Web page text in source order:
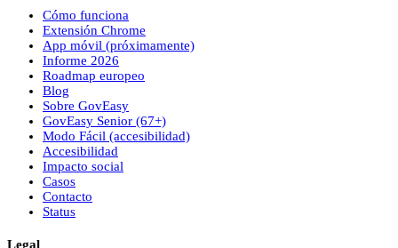
Cómo funciona
Extensión Chrome
App móvil (próximamente)
Informe 2026
Roadmap europeo
Blog
Sobre GovEasy
GovEasy Senior (67+)
Modo Fácil (accesibilidad)
Accesibilidad
Impacto social
Casos
Contacto
Status
Legal